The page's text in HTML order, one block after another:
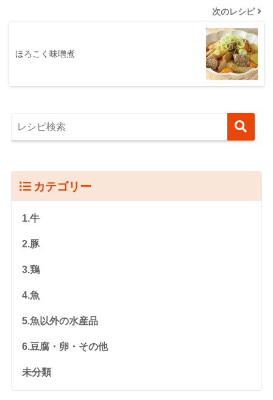
次のレシピ
ほろこく味噌煮
カテゴリー
1.牛
2.豚
3.鶏
4.魚
5.魚以外の水産品
6.豆腐・卵・その他
未分類